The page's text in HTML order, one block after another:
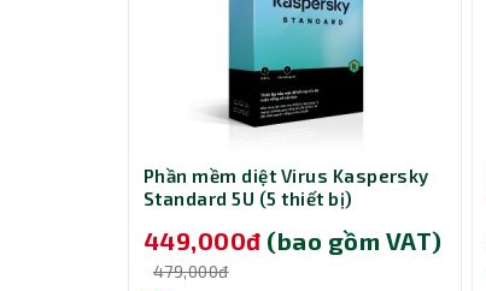
Phần mềm diệt Virus Kaspersky
Standard 5U (5 thiết bị)
449,000đ (bao gồm VAT)
479,000đ